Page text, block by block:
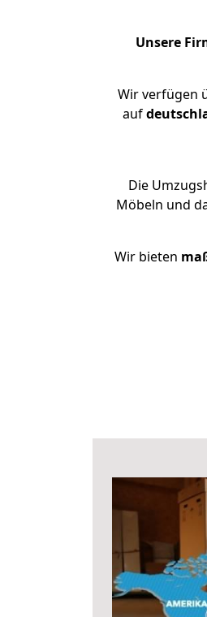
Unsere
Wir verfügen
auf
Die
Möbeln und
Wir bieten